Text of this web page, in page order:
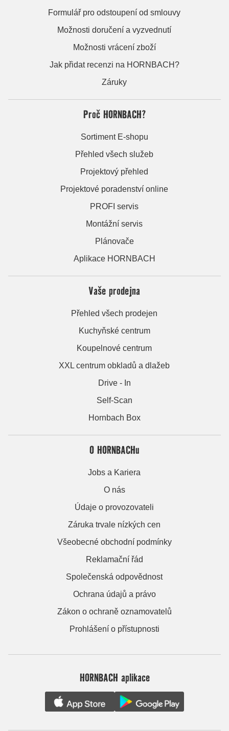
Formulář pro odstoupení od smlouvy
Možnosti doručení a vyzvednutí
Možnosti vrácení zboží
Jak přidat recenzi na HORNBACH?
Záruky
Proč HORNBACH?
Sortiment E-shopu
Přehled všech služeb
Projektový přehled
Projektové poradenství online
PROFI servis
Montážní servis
Plánovače
Aplikace HORNBACH
Vaše prodejna
Přehled všech prodejen
Kuchyňské centrum
Koupelnové centrum
XXL centrum obkladů a dlažeb
Drive - In
Self-Scan
Hornbach Box
O HORNBACHu
Jobs a Kariera
O nás
Údaje o provozovateli
Záruka trvale nízkých cen
Všeobecné obchodní podmínky
Reklamační řád
Společenská odpovědnost
Ochrana údajů a právo
Zákon o ochraně oznamovatelů
Prohlášení o přístupnosti
HORNBACH aplikace